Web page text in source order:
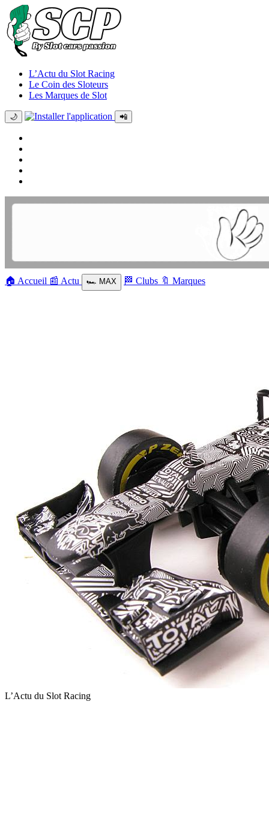
L’Actu du Slot Racing
Le Coin des Sloteurs
Les Marques de Slot
🌙 📲
🏠 Accueil 📰 Actu 🏎️ MAX 🏁 Clubs 🔖 Marques
L’Actu du Slot Racing